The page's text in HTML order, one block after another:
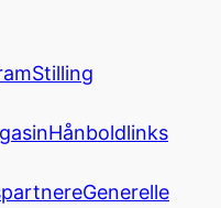
Stilling
Hånboldlinks
Generelle